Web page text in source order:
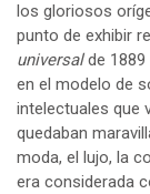
los gloriosos
punto de exhibir
universalde 1889
en el modelo de
intelectuales que
quedaban
moda, el lujo, la
era considerada